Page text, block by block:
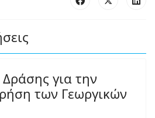
Δράσης για την
των Γεωργικών